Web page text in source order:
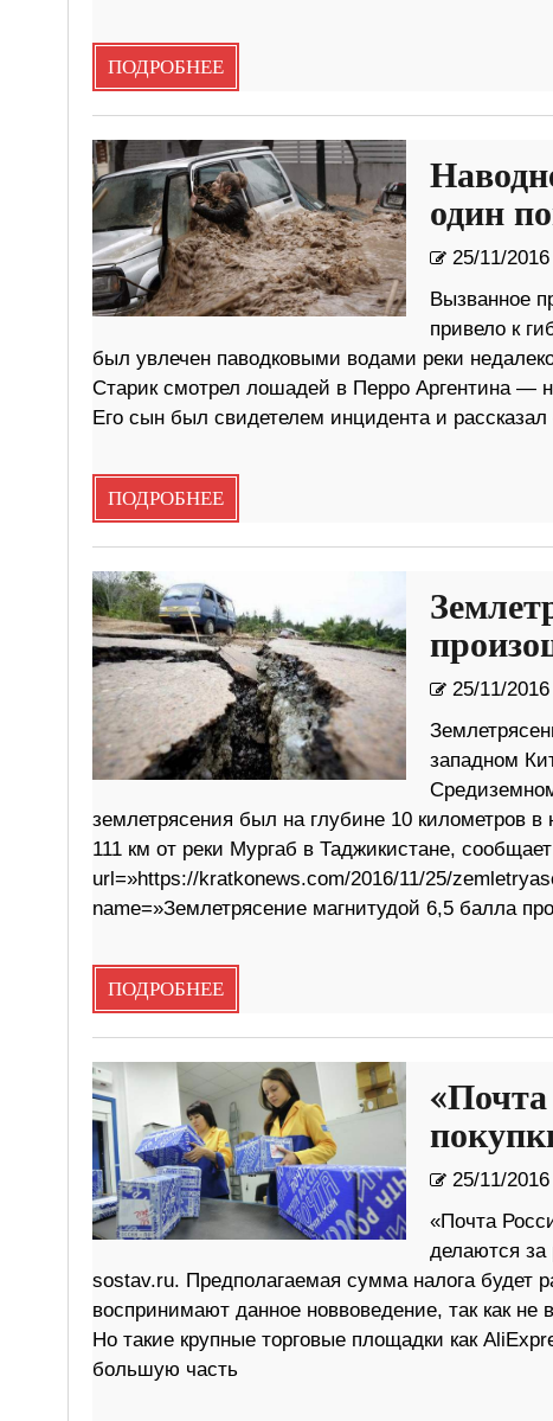
ПОДРОБНЕЕ
один
25/11/2016
Вызванное
привело к
был увлечен паводковыми водами реки
Старик смотрел лошадей в Перро Аргентина —
Его сын был свидетелем инцидента и рассказал
ПОДРОБНЕЕ
25/11/2016
западном
землетрясения был на глубине 10 километров
111 км от реки Мургаб в Таджикистане,
url=»https://kratkonews.com/2016/11/25/
name=»Землетрясение магнитудой 6,5 балла
ПОДРОБНЕЕ
«Почта
25/11/2016
«Почта
делаются
sostav.ru. Предполагаемая сумма налога будет
воспринимают данное новвоведение, так как
Но такие крупные торговые площадки как
большую часть